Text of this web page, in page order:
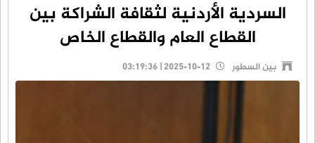
السردية الأردنية لثقافة الشراكة بين
القطاع العام والقطاع الخاص
بين السطور